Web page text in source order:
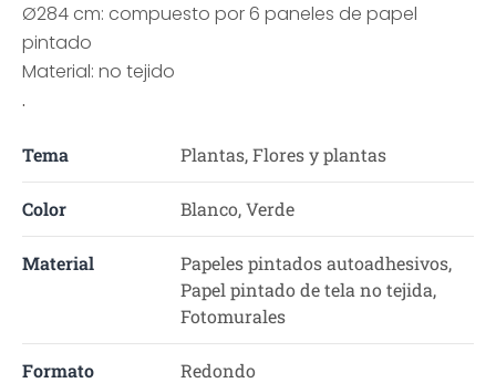
Ø284 cm: compuesto por 6 paneles de papel
pintado
Material: no tejido
.
Tema Plantas, Flores y plantas
Color Blanco, Verde
Material
Papeles pintados autoadhesivos,
Papel pintado de tela no tejida,
Fotomurales
Formato Redondo